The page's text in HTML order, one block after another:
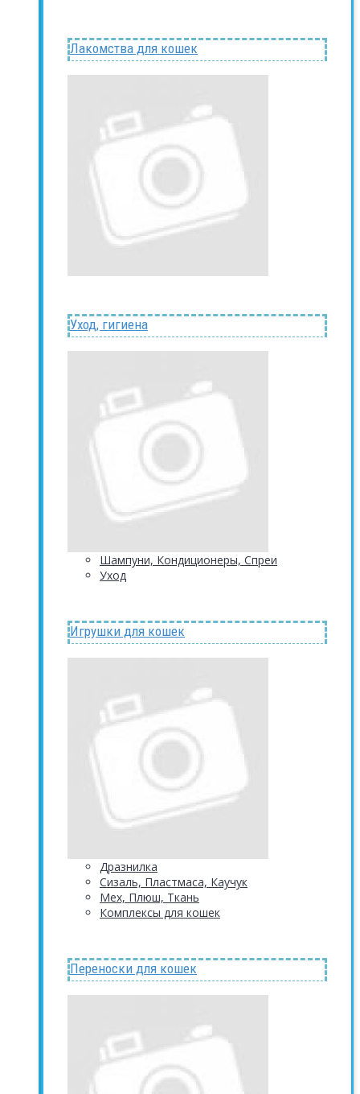
Лакомства для кошек
Уход, гигиена
Шампуни, Кондиционеры, Спреи
Уход
Игрушки для кошек
Дразнилка
Сизаль, Пластмаса, Каучук
Мех, Плюш, Ткань
Комплексы для кошек
Переноски для кошек